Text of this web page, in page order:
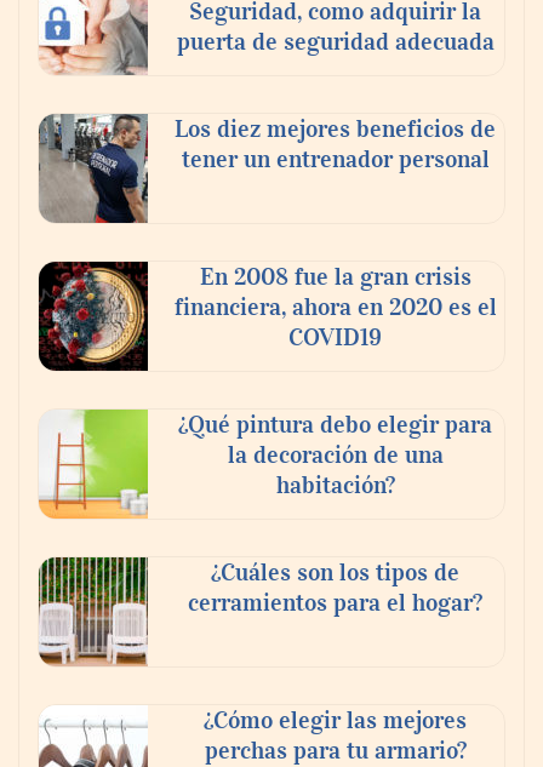
Toro Tapas inaugura su Raw Bar: una
experiencia desde mediodía hasta el
Seguridad, como adquirir la
puerta de seguridad adecuada
Los diez mejores beneficios de
tener un entrenador personal
En 2008 fue la gran crisis
financiera, ahora en 2020 es el
COVID19
¿Qué pintura debo elegir para
la decoración de una
habitación?
¿Cuáles son los tipos de
cerramientos para el hogar?
¿Cómo elegir las mejores
perchas para tu armario?